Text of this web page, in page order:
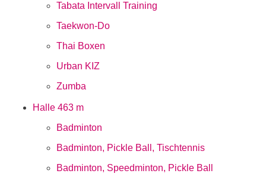
Tabata Intervall Training
Taekwon-Do
Thai Boxen
Urban KIZ
Zumba
Halle 463 m
Badminton
Badminton, Pickle Ball, Tischtennis
Badminton, Speedminton, Pickle Ball